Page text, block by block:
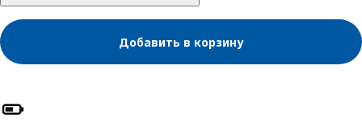
Добавить в корзину
Характеристики товара